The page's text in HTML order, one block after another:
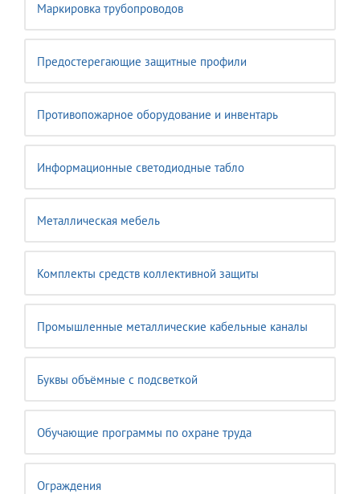
Маркировка трубопроводов
Предостерегающие защитные профили
Противопожарное оборудование и инвентарь
Информационные светодиодные табло
Металлическая мебель
Комплекты средств коллективной защиты
Промышленные металлические кабельные каналы
Буквы объёмные с подсветкой
Обучающие программы по охране труда
Ограждения